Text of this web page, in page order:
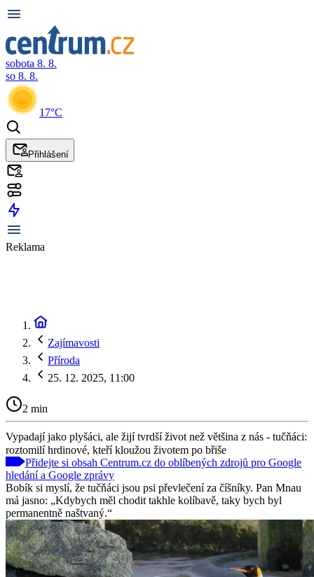
sobota 8. 8.
so 8. 8.
17°C
Přihlášení
Reklama
Zajímavosti
Příroda
25. 12. 2025, 11:00
2 min
Vypadají jako plyšáci, ale žijí tvrdší život než většina z nás - tučňáci:
roztomilí hrdinové, kteří kloužou životem po břiše
Přidejte si obsah Centrum.cz do oblíbených zdrojů pro Google
hledání a Google zprávy
Bobík si myslí, že tučňáci jsou psi převlečení za číšníky. Pan Mnau
má jasno: „Kdybych měl chodit takhle kolíbavě, taky bych byl
permanentně naštvaný.“